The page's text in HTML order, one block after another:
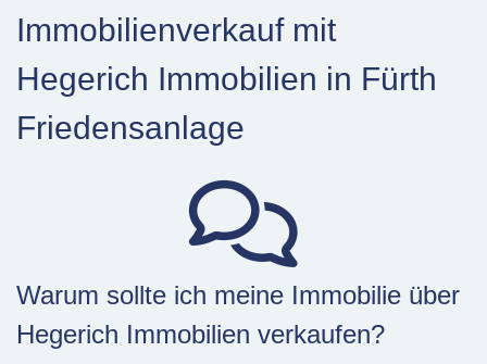
Immobilienverkauf mit
Hegerich Immobilien in Fürth
Friedensanlage
Warum sollte ich meine Immobilie über
Hegerich Immobilien verkaufen?